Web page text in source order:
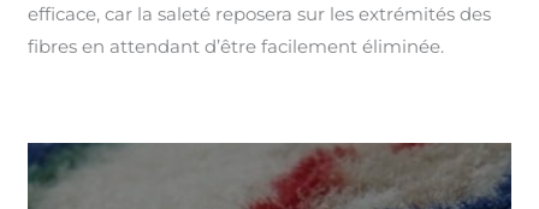
efficace, car la saleté reposera sur les extrémités des
fibres en attendant d’être facilement éliminée.